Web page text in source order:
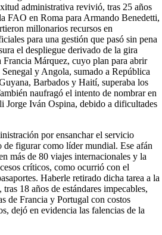
administrativa revivió, tras 25 años
FAO en Roma para Armando Benedetti,
millonarios recursos en
para una gestión que pasó sin pena
el despliegue derivado de la gira
Francia Márquez, cuyo plan para abrir
y Angola, sumado a República
Barbados y Haití, superaba los
naufragó el intento de nombrar en
Jorge Iván Ospina, debido a dificultades
por ensanchar el servicio
de figurar como líder mundial. Ese afán
más de 80 viajes internacionales y la
críticos, como ocurrió con el
Haberle retirado dicha tarea a la
18 años de estándares impecables,
de Francia y Portugal con costos
dejó en evidencia las falencias de la